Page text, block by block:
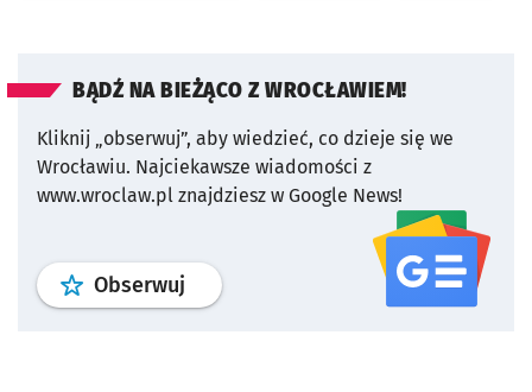
BĄDŹ NA BIEŻĄCO Z WROCŁAWIEM!
Kliknij „obserwuj”, aby wiedzieć, co dzieje się we
Wrocławiu. Najciekawsze wiadomości z
www.wroclaw.pl znajdziesz w Google News!
Obserwuj profil serwisu